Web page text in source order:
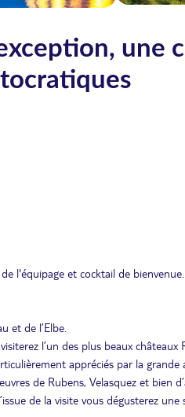
une
l'équipage et cocktail de
et de l’Elbe.
visiterez l’un des plus beaux
appréciés par la
de Rubens, Velasquez et bien
de la visite vous dégusterez une